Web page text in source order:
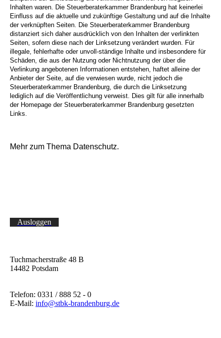
Inhalten waren. Die Steuerberaterkammer Brandenburg hat keinerlei
Einfluss auf die aktuelle und zukünftige Gestaltung und auf die Inhalte
der verknüpften Seiten. Die Steuerberaterkammer Brandenburg
distanziert sich daher ausdrücklich von den Inhalten der verlinkten
Seiten, sofern diese nach der Linksetzung verändert wurden. Für
illegale, fehlerhafte oder unvoll-ständige Inhalte und insbesondere für
Schäden, die aus der Nutzung oder Nichtnutzung der über die
Verlinkung angebotenen Informationen entstehen, haftet alleine der
Anbieter der Seite, auf die verwiesen wurde, nicht jedoch die
Steuerberaterkammer Brandenburg, die durch die Linksetzung
lediglich auf die Veröffentlichung verweist. Dies gilt für alle innerhalb
der Homepage der Steuerberaterkammer Brandenburg gesetzten
Links.
Mehr zum Thema Datenschutz.
Ausloggen
Tuchmacherstraße 48 B
14482 Potsdam
Telefon: 0331 / 888 52 - 0
E-Mail: info@stbk-brandenburg.de